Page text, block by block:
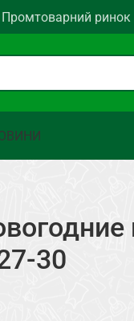
Промтоварний
30